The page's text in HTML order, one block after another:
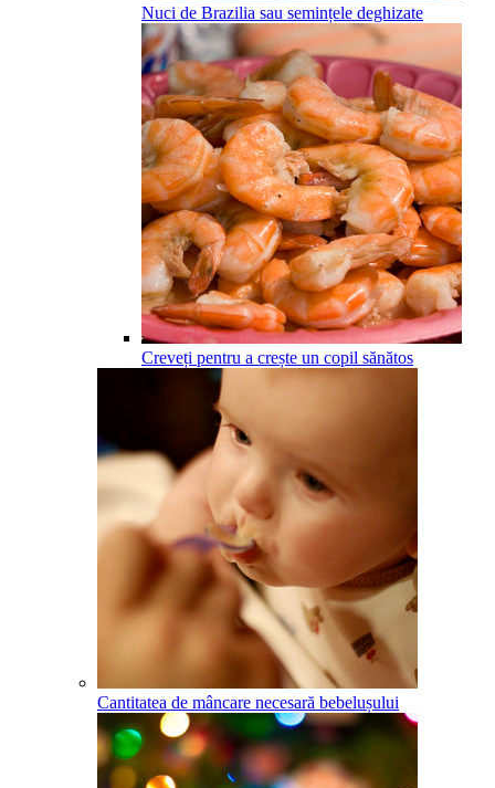
Nuci de Brazilia sau semințele deghizate
Creveți pentru a crește un copil sănătos
Cantitatea de mâncare necesară bebelușului